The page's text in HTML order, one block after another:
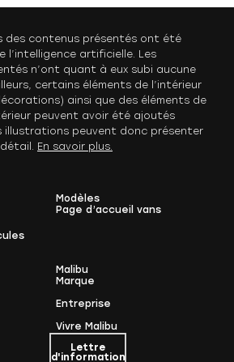
des contenus présentés ont été
l’intelligence artificielle. Les
n’ont quant à eux subi aucune
certains éléments de l’intérieur
ainsi que des éléments de
peuvent avoir été ajoutés
illustrations peuvent donc présenter
En savoir plus.
Modèles
Page d’accueil vans
Malibu
Marque
Entreprise
Vivre Malibu
Lettre
d'information